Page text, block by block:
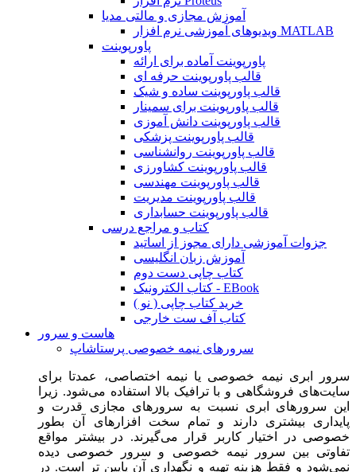
آموزش مجازی و مالتی مدیا
ویدیوهای آموزشی نرم افزار MATLAB
پاورپوینت
پاورپوینت آماده برای ارائه
قالب پاورپوینت حرفه ای
قالب پاورپوینت ساده و شیک
قالب پاورپوینت برای سمینار
قالب پاورپوینت دانش آموزی
قالب پاورپوینت پزشکی
قالب پاورپوینت روانشناسی
قالب پاورپوینت کشاورزی
قالب پاورپوینت مهندسی
قالب پاورپوینت مدیریت
قالب پاورپوینت حسابداری
کتاب و مراجع درسی
جزوات آموزشی دارای مجوز از اساتید
آموزش زبان انگلیسی
کتاب چاپی دست دوم
کتاب الکترونیک - EBook
خرید کتاب چاپی ( نو )
کتاب آف ست خارجی
هاست و سرور
سرورهای نیمه خصوصی پرستاشاپ
سرور ابری نیمه خصوصی یا نیمه اختصاصی، عمدتا برای
سایت‌های فروشگاهی و با ترافیک بالا استفاده می‌شود. زیرا
این سرورهای ابری نسبت به سرورهای مجازی قدرت و
پایداری بیشتری دارند و تمام سخت افزارهای آن بطور
خصوصی در اختیار کاربر قرار می‌گیرند. در بیشتر مواقع
تفاوتی بین سرور نیمه خصوصی و سرور خصوصی دیده
نمی‌شود و فقط هزینه تهیه و نگهداری آن پایین تر است. در